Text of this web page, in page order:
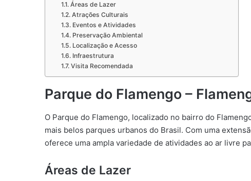
Áreas de Lazer
Atrações Culturais
Eventos e Atividades
Preservação Ambiental
Localização e Acesso
Infraestrutura
Visita Recomendada
Parque do Flamengo –
O Parque do Flamengo, localizado no bairro do
mais belos parques urbanos do Brasil. Com uma
oferece uma ampla variedade de atividades ao ar livre
Áreas de Lazer